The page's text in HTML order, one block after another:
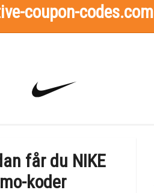
coupon-codes.com
får du NIKE
koder